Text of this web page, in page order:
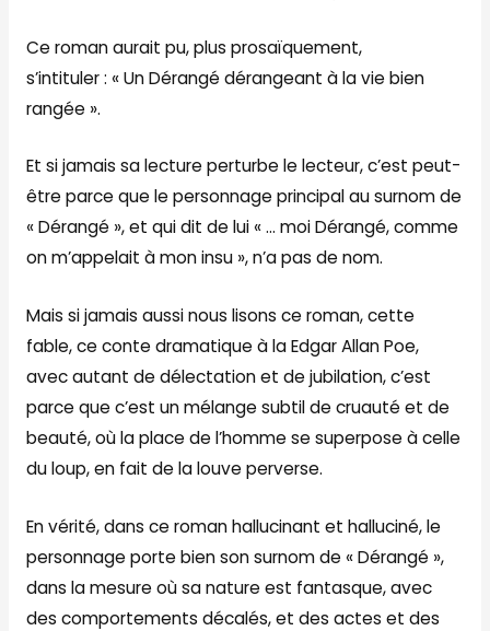
Ce roman aurait pu, plus prosaïquement,
s’intituler : « Un Dérangé dérangeant à la vie bien
rangée ».
Et si jamais sa lecture perturbe le lecteur, c’est peut-
être parce que le personnage principal au surnom de
« Dérangé », et qui dit de lui « … moi Dérangé, comme
on m’appelait à mon insu », n’a pas de nom.
Mais si jamais aussi nous lisons ce roman, cette
fable, ce conte dramatique à la Edgar Allan Poe,
avec autant de délectation et de jubilation, c’est
parce que c’est un mélange subtil de cruauté et de
beauté, où la place de l’homme se superpose à celle
du loup, en fait de la louve perverse.
En vérité, dans ce roman hallucinant et halluciné, le
personnage porte bien son surnom de « Dérangé »,
dans la mesure où sa nature est fantasque, avec
des comportements décalés, et des actes et des